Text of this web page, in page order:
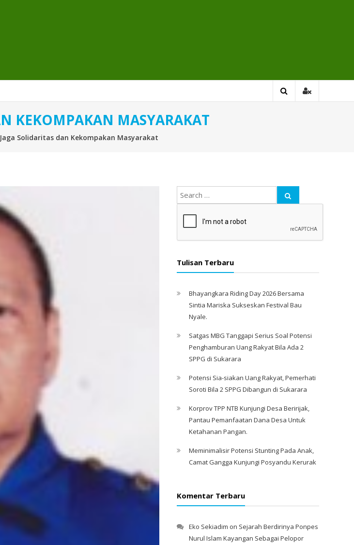
KEKOMPAKAN MASYARAKAT
Jaga Solidaritas dan Kekompakan Masyarakat
Tulisan Terbaru
Bhayangkara Riding Day 2026 Bersama
Sintia Mariska Sukseskan Festival Bau
Nyale. ‎
Satgas MBG Tanggapi Serius Soal Potensi
Penghamburan Uang Rakyat Bila Ada 2
SPPG di Sukarara
Potensi Sia-siakan Uang Rakyat, Pemerhati
Soroti Bila 2 SPPG Dibangun di Sukarara
Korprov TPP NTB Kunjungi Desa Beririjak,
Pantau Pemanfaatan Dana Desa Untuk
Ketahanan Pangan.
Meminimalisir Potensi Stunting Pada Anak,
Camat Gangga Kunjungi Posyandu Kerurak
Komentar Terbaru
Eko Sekiadim on Sejarah Berdirinya Ponpes
Nurul Islam Kayangan Sebagai Pelopor